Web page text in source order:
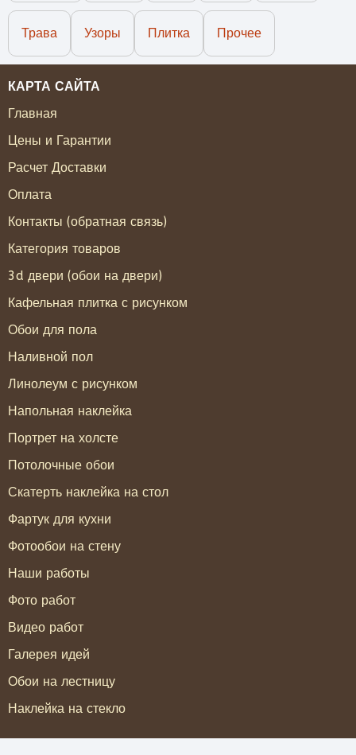
Трава Узоры Плитка Прочее
КАРТА САЙТА
Главная
Цены и Гарантии
Расчет Доставки
Оплата
Контакты (обратная связь)
Категория товаров
3d двери (обои на двери)
Кафельная плитка с рисунком
Обои для пола
Наливной пол
Линолеум с рисунком
Напольная наклейка
Портрет на холсте
Потолочные обои
Скатерть наклейка на стол
Фартук для кухни
Фотообои на стену
Наши работы
Фото работ
Видео работ
Галерея идей
Обои на лестницу
Наклейка на стекло